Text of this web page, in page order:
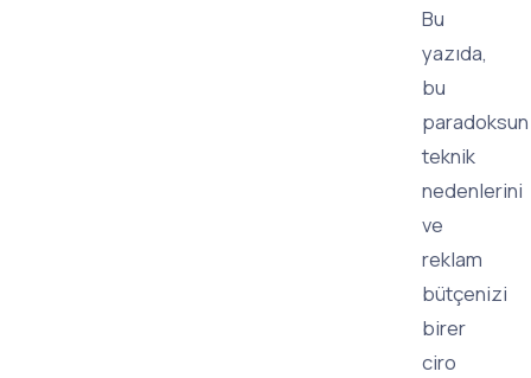
Bu
yazıda,
bu
paradoksun
teknik
nedenlerini
ve
reklam
bütçenizi
birer
ciro